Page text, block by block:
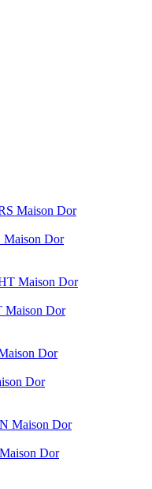
Dor
Dor
Dor
Dor